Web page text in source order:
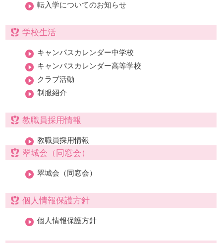
転入学についてのお知らせ
学校生活
キャンパスカレンダー中学校
キャンパスカレンダー高等学校
クラブ活動
制服紹介
教職員採用情報
教職員採用情報
翠城会（同窓会）
翠城会（同窓会）
個人情報保護方針
個人情報保護方針